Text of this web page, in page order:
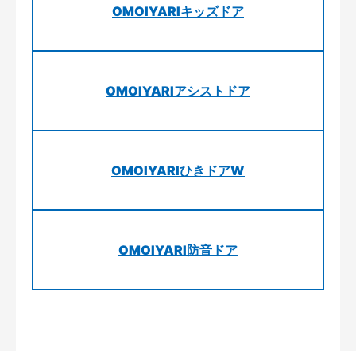
OMOIYARIキッズドア
OMOIYARIアシストドア
OMOIYARIひきドアW
OMOIYARI防音ドア